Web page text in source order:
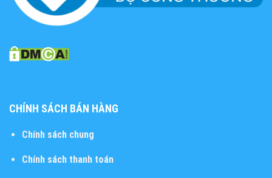
CHÍNH SÁCH BÁN HÀNG
Chính sách chung
Chính sách thanh toán